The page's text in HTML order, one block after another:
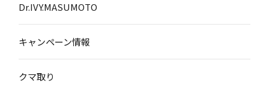
Dr.IVY.MASUMOTO
キャンペーン情報
クマ取り